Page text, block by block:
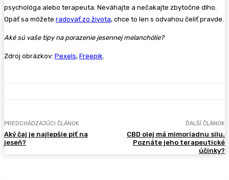
psychológa alebo terapeuta. Neváhajte a nečakajte zbytočne dlho.
Opäť sa môžete radovať zo života, chce to len s odvahou čeliť pravde.
Aké sú vaše tipy na porazenie jesennej melanchólie?
Zdroj obrázkov: Pexels, Freepik
PREDCHÁDZAJÚCI ČLÁNOK
Aký čaj je najlepšie piť na
jeseň?
ĎALŠÍ ČLÁNOK
CBD olej má mimoriadnu silu.
Poznáte jeho terapeutické
účinky?